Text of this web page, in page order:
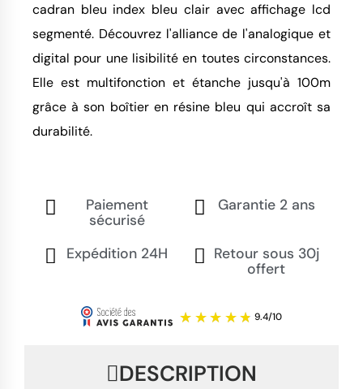
cadran bleu index bleu clair avec affichage lcd
segmenté. Découvrez l'alliance de l'analogique et
digital pour une lisibilité en toutes circonstances.
Elle est multifonction et étanche jusqu'à 100m
grâce à son boîtier en résine bleu qui accroît sa
durabilité.
Paiement
sécurisé
Garantie 2 ans
Expédition 24H
Retour sous 30j
offert
DESCRIPTION